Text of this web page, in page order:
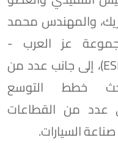
والمهندس محمد
عز العرب -
السويدى للاستثمار الصناعى (ESI)، إلى جانب عدد من
خطط التوسع
عدد من القطاعات
السيارات.